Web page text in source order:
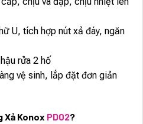
U, tích hợp nút xả đáy, ngăn
rửa 2 hố
vệ sinh, lắp đặt đơn giản
Xả Konox PD02?